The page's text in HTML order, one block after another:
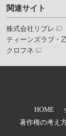
関連サイト
株式会社リブレ
ティーンズラブ・
クロフネ
HOME
著作権の考え